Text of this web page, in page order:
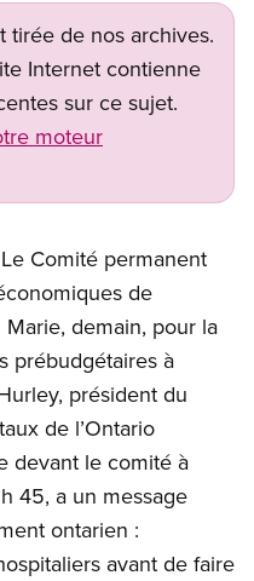
tirée de nos archives.
Internet contienne
sur ce sujet.
moteur
Comité permanent
de
Marie, demain, pour la
prébudgétaires à
président du
de l’Ontario
devant le comité à
45, a un message
ontarien :
avant de faire